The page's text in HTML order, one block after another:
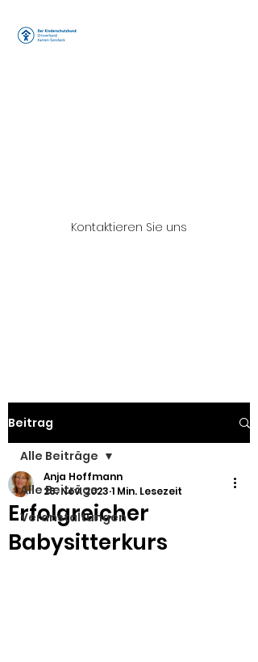
Kontaktieren Sie uns
Beitrag
Alle Beiträge
Veranstaltungen
Alle Beiträge
Erfolgreicher
Babysitterkurs
Anja Hoffmann
26. Nov. 2023 1 Min. Lesezeit